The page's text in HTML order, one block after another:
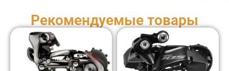
Рекомендуемые товары